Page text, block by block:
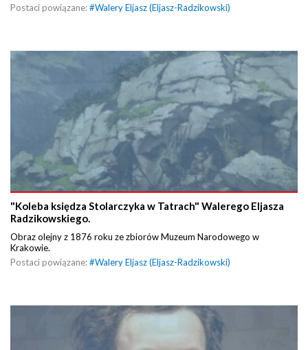
Postaci powiązane:#Walery Eljasz (Eljasz-Radzikowski)
"Koleba księdza Stolarczyka w Tatrach" Walerego Eljasza
Radzikowskiego.
Obraz olejny z 1876 roku ze zbiorów Muzeum Narodowego w
Krakowie.
Postaci powiązane:#Walery Eljasz (Eljasz-Radzikowski)